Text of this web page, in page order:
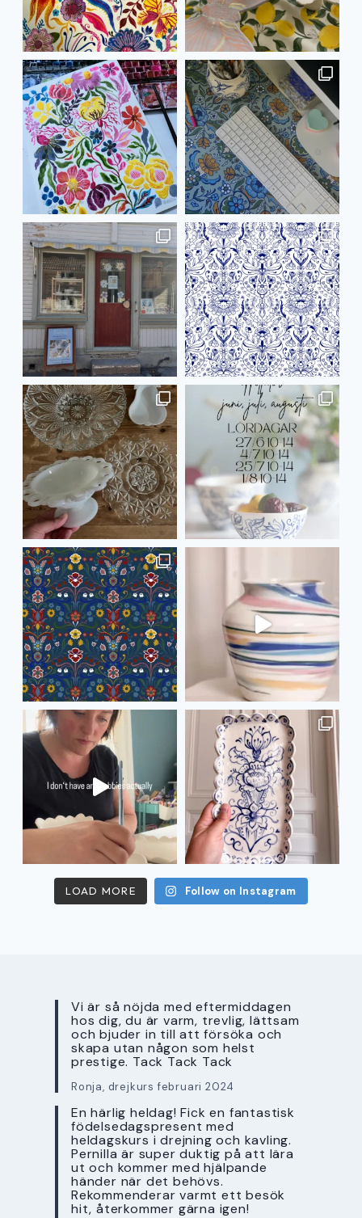
LOAD MORE Follow on Instagram
Vi är så nöjda med eftermiddagen
hos dig, du är varm, trevlig, lättsam
och bjuder in till att försöka och
skapa utan någon som helst
prestige. Tack Tack Tack
Ronja, drejkurs februari 2024
En härlig heldag! Fick en fantastisk
födelsedagspresent med
heldagskurs i drejning och kavling.
Pernilla är super duktig på att lära
ut och kommer med hjälpande
händer när det behövs.
Rekommenderar varmt ett besök
hit, återkommer gärna igen!